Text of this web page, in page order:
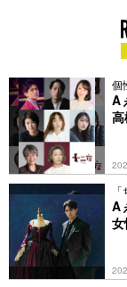
個
A
着
A